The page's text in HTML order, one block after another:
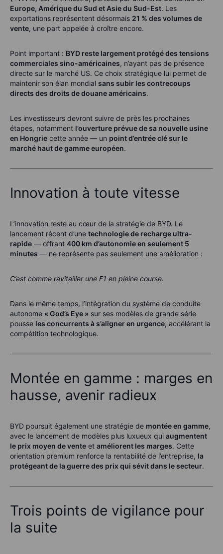
Europe, Amérique du Sud et Asie du Sud-Est. Les
exportations représentent désormais 21 % des volumes de
vente, une part appelée à croître encore.
Point important : BYD reste largement protégé des tensions
commerciales sino-américaines, n’ayant pas de présence
directe sur le marché US. Ce choix stratégique lui permet de
maintenir son élan mondial sans subir les contrecoups
directs des droits de douane américains.
Les investisseurs devront suivre de près les prochaines
étapes, notamment l’ouverture prévue de sa nouvelle usine
en Hongrie cette année — un point d’entrée clé sur le
marché haut de gamme européen.
Innovation à toute vitesse
L’innovation reste au cœur de la stratégie de BYD. Le
lancement récent d’une technologie de recharge ultra-
rapide — offrant 400 km d’autonomie en seulement 5
minutes — ne représente pas seulement une amélioration :
C’est comme ravitailler une F1 en pleine course.
Dans le même temps, l’intégration du système de conduite
autonome « God’s Eye » sur ses modèles de grande série
pousse les concurrents à s’aligner en urgence, accélérant la
compétition technologique.
Montée en gamme : marges en
hausse, avenir radieux
BYD poursuit également une stratégie de montée en gamme,
avec le lancement de modèles plus luxueux qui augmentent
le prix moyen de vente et améliorent les marges. Cette
orientation premium renforce la rentabilité de l’entreprise, la
protégeant de la guerre des prix qui sévit dans le secteur.
Trois points de vigilance pour
la suite